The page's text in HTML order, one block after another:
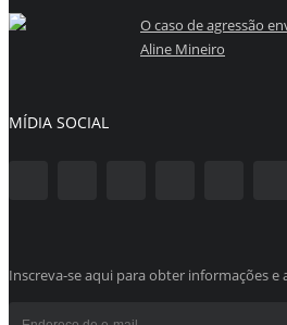
O caso de agressão
Aline Mineiro
MÍDIA SOCIAL
Inscreva-se aqui para obter informações e